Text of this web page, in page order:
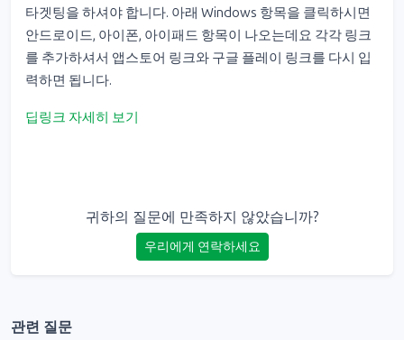
타겟팅을 하셔야 합니다. 아래 Windows 항목을 클릭하시면
안드로이드, 아이폰, 아이패드 항목이 나오는데요 각각 링크
를 추가하셔서 앱스토어 링크와 구글 플레이 링크를 다시 입
력하면 됩니다.
딥링크 자세히 보기
귀하의 질문에 만족하지 않았습니까?
우리에게 연락하세요
관련 질문